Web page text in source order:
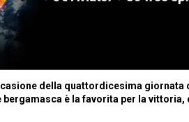
della quattordicesima giornata
è la favorita per la vittoria,